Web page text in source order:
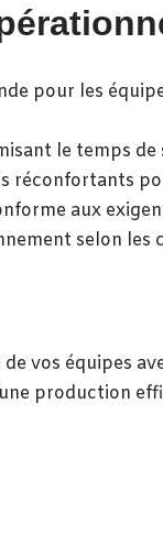
pour les
le temps
réconfortants
aux
selon les
vos équipes
production